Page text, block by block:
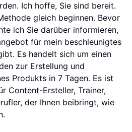
Ich hoffe, Sie sind bereit.
gleich beginnen. Bevor
ich Sie darüber informieren,
für mein beschleunigtes
Es handelt sich um einen
zur Erstellung und
Produkts in 7 Tagen. Es ist
Content-Ersteller, Trainer,
der Ihnen beibringt, wie